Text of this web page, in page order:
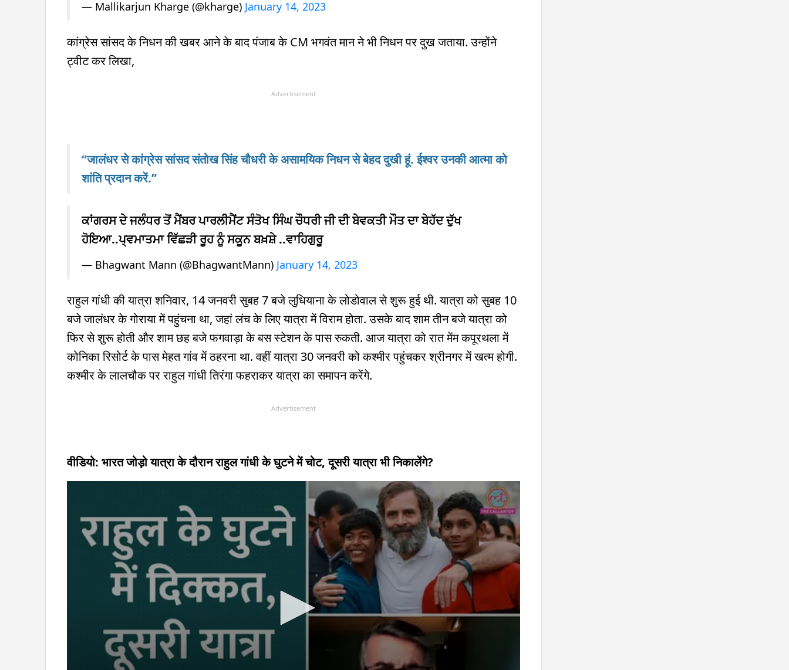
— Mallikarjun Kharge (@kharge) January 14, 2023
कांग्रेस सांसद के निधन की खबर आने के बाद पंजाब के CM भगवंत मान ने भी निधन पर दुख जताया. उन्होंने
ट्वीट कर लिखा,
Advertisement
“जालंधर से कांग्रेस सांसद संतोख सिंह चौधरी के असामयिक निधन से बेहद दुखी हूं. ईश्वर उनकी आत्मा को
शांति प्रदान करें.”
ਕਾਂਗਰਸ ਦੇ ਜਲੰਧਰ ਤੋਂ ਮੈਂਬਰ ਪਾਰਲੀਮੈਂਟ ਸੰਤੋਖ ਸਿੰਘ ਚੌਧਰੀ ਜੀ ਦੀ ਬੇਵਕਤੀ ਮੌਤ ਦਾ ਬੇਹੱਦ ਦੁੱਖ
ਹੋਇਆ..ਪ੍ਵਮਾਤਮਾ ਵਿੱਛੜੀ ਰੂਹ ਨੂੰ ਸਕੂਨ ਬਖ਼ਸ਼ੇ ..ਵਾਹਿਗੁਰੂ
— Bhagwant Mann (@BhagwantMann) January 14, 2023
राहुल गांधी की यात्रा शनिवार, 14 जनवरी सुबह 7 बजे लुधियाना के लोडोवाल से शुरू हुई थी. यात्रा को सुबह 10
बजे जालंधर के गोराया में पहुंचना था, जहां लंच के लिए यात्रा में विराम होता. उसके बाद शाम तीन बजे यात्रा को
फिर से शुरू होती और शाम छह बजे फगवाड़ा के बस स्टेशन के पास रुकती. आज यात्रा को रात मेंम कपूरथला में
कोनिका रिसोर्ट के पास मेहत गांव में ठहरना था. वहीं यात्रा 30 जनवरी को कश्मीर पहुंचकर श्रीनगर में खत्म होगी.
कश्मीर के लालचौक पर राहुल गांधी तिरंगा फहराकर यात्रा का समापन करेंगे.
Advertisement
वीडियो: भारत जोड़ो यात्रा के दौरान राहुल गांधी के घुटने में चोट, दूसरी यात्रा भी निकालेंगे?